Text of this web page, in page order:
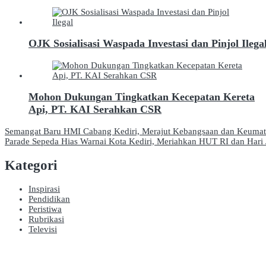
OJK Sosialisasi Waspada Investasi dan Pinjol
Mohon Dukungan Tingkatkan Kecepatan Kereta
Api, PT. KAI Serahkan CSR
Navigasi
pos
Semangat Baru HMI Cabang Kediri, Merajut Kebangsaan dan
Parade Sepeda Hias Warnai Kota Kediri, Meriahkan HUT RI dan
Kategori
Inspirasi
Pendidikan
Peristiwa
Rubrikasi
Televisi